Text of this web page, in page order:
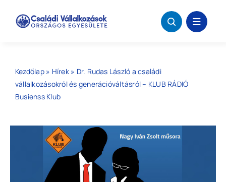
Kezdőlap» Hírek» Dr. Rudas László a családi
vállalkozásokról és generációváltásról – KLUB RÁDIÓ
Busienss Klub